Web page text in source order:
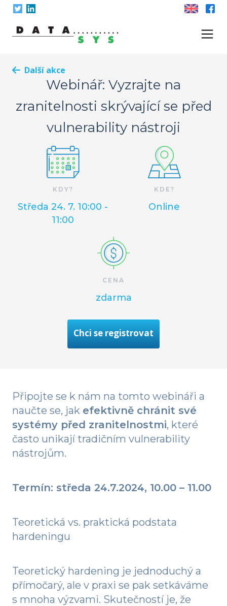
Skip
content
Další akce
Webinář: Vyzrajte na
zranitelnosti skrývající se před
vulnerability nástroji
KDY?
Středa 24. 7. 10:00 -
11:00
KDE?
Online
CENA
zdarma
Chci se registrovat
Připojte se k nám na tomto webináři a
naučte se, jak efektivně chránit své
systémy před zranitelnostmi, které
často unikají tradičním vulnerability
nástrojům.
Termín: středa 24.7.2024, 10.00 – 11.00
Teoretická vs. praktická podstata
hardeningu
Teoretický hardening je jednoduchý a
přímočarý, ale v praxi se pak setkáváme
s mnoha výzvami. Skutečností je, že